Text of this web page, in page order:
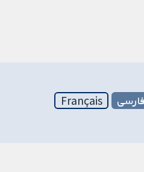
فارسی
Français